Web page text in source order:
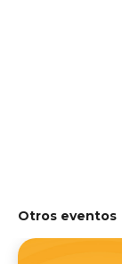
Otros eventos